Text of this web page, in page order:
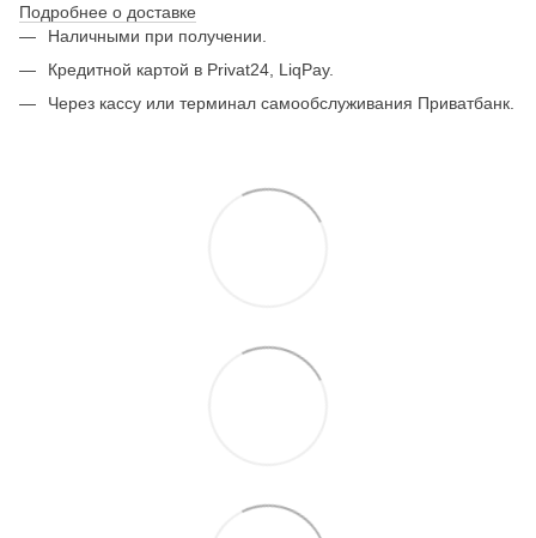
Подробнее о доставке
Наличными при получении.
Кредитной картой в Privat24, LiqPay.
Через кассу или терминал самообслуживания Приватбанк.